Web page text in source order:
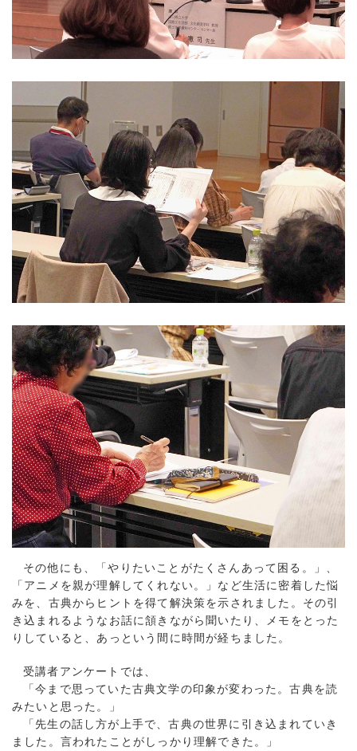
その他にも、「やりたいことがたくさんあって困る。」、
「アニメを親が理解してくれない。」など生活に密着した悩
みを、古典からヒントを得て解決策を示されました。その引
き込まれるようなお話に頷きながら聞いたり、メモをとった
りしていると、あっという間に時間が経ちました。
受講者アンケートでは、
「今まで思っていた古典文学の印象が変わった。古典を読
みたいと思った。」
「先生の話し方が上手で、古典の世界に引き込まれていき
ました。言われたことがしっかり理解できた。」